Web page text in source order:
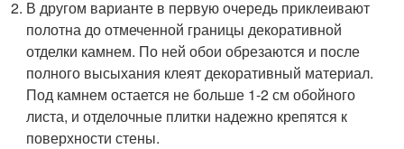
В другом варианте в первую очередь приклеивают
полотна до отмеченной границы декоративной
отделки камнем. По ней обои обрезаются и после
полного высыхания клеят декоративный материал.
Под камнем остается не больше 1-2 см обойного
листа, и отделочные плитки надежно крепятся к
поверхности стены.